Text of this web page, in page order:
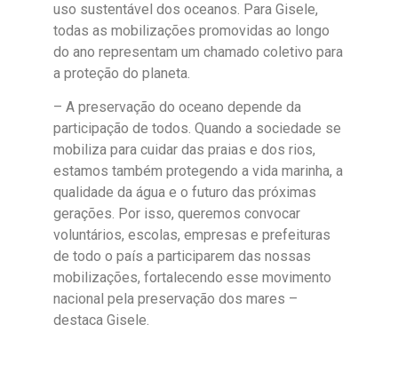
uso sustentável dos oceanos. Para Gisele,
todas as mobilizações promovidas ao longo
do ano representam um chamado coletivo para
a proteção do planeta.
– A preservação do oceano depende da
participação de todos. Quando a sociedade se
mobiliza para cuidar das praias e dos rios,
estamos também protegendo a vida marinha, a
qualidade da água e o futuro das próximas
gerações. Por isso, queremos convocar
voluntários, escolas, empresas e prefeituras
de todo o país a participarem das nossas
mobilizações, fortalecendo esse movimento
nacional pela preservação dos mares –
destaca Gisele.